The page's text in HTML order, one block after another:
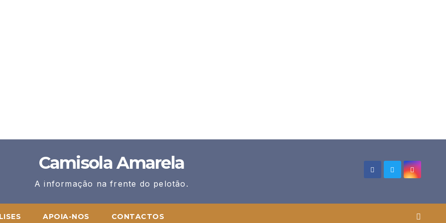
Camisola Amarela
A informação na frente do pelotão.
APOIA-NOS CONTACTOS